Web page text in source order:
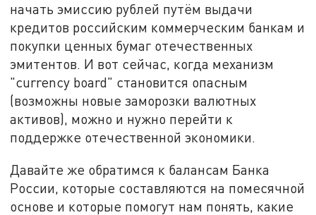
начать эмиссию рублей путём выдачи
кредитов российским коммерческим банкам и
покупки ценных бумаг отечественных
эмитентов. И вот сейчас, когда механизм
"currency board" становится опасным
(возможны новые заморозки валютных
активов), можно и нужно перейти к
поддержке отечественной экономики.
Давайте же обратимся к балансам Банка
России, которые составляются на помесячной
основе и которые помогут нам понять, какие